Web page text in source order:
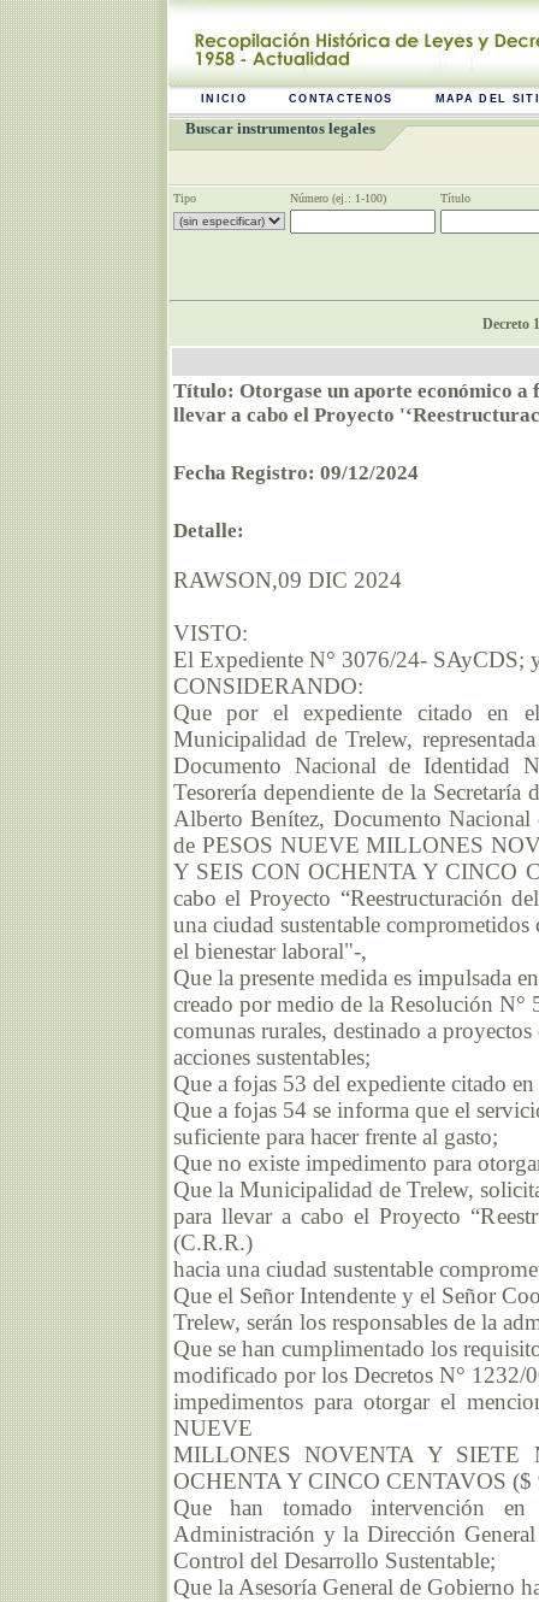
INICIO CONTACTENOS MAPA DEL
Buscar instrumentos legales
Tipo Número (ej.: 1-100) Título
Decreto
Título: Otorgase un aporte económico
llevar a cabo el Proyecto
Fecha Registro: 09/12/2024
Detalle:
RAWSON,09 DIC 2024
VISTO:
El Expediente N° 3076/24- SAyCDS;
CONSIDERANDO:
Que por el expediente citado en
Municipalidad de Trelew,
Documento Nacional de Identidad
Tesorería dependiente de la
Alberto Benítez, Documento
de PESOS NUEVE MILLONES
Y SEIS CON OCHENTA Y CINCO
cabo el Proyecto “Reestructuración
una ciudad sustentable comprometidos
el bienestar laboral"-,
Que la presente medida es impulsada
creado por medio de la Resolución
comunas rurales, destinado a
acciones sustentables;
Que a fojas 53 del expediente citado
Que a fojas 54 se informa que el
suficiente para hacer frente al gasto;
Que no existe impedimento para
Que la Municipalidad de Trelew,
para llevar a cabo el Proyecto
(C.R.R.)
hacia una ciudad sustentable
Que el Señor Intendente y el Señor
Trelew, serán los responsables de la
Que se han cumplimentado los
modificado por los Decretos N°
impedimentos para otorgar el
NUEVE
MILLONES NOVENTA Y SIETE
OCHENTA Y CINCO CENTAVOS ($
Que han tomado intervención
Administración y la Dirección
Control del Desarrollo Sustentable;
Que la Asesoría General de Gobierno